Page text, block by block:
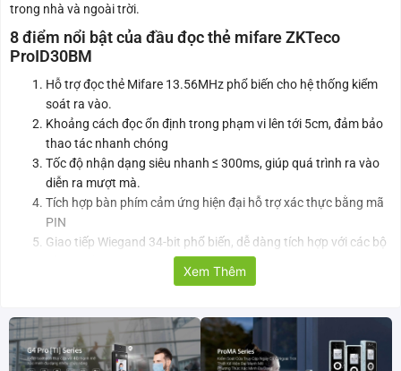
trong nhà và ngoài trời.
8 điểm nổi bật của đầu đọc thẻ mifare ZKTeco
ProID30BM
Hỗ trợ đọc thẻ Mifare 13.56MHz phổ biến cho hệ thống kiểm
soát ra vào.
Khoảng cách đọc ổn định trong phạm vi lên tới 5cm, đảm bảo
thao tác nhanh chóng
Tốc độ nhận dạng siêu nhanh ≤ 300ms, giúp quá trình ra vào
diễn ra mượt mà.
Tích hợp bàn phím cảm ứng hiện đại hỗ trợ xác thực bằng mã
PIN
Giao tiếp Wiegand 34-bit phổ biến, dễ dàng tích hợp với các bộ
điều khiển access control.
Trang bị đèn LED đỏ/xanh lá, hiển thị trạng thái quẹt thẻ thành
Với tiêu chuẩn IP65, chống nước, chống bụi IP65 hoạt động
bền bỉ trong môi trường ngoài trời
Điện áp hoạt động linh hoạt 7 ~ 13VDC, giúp dễ dàng cấp
Xem Thêm